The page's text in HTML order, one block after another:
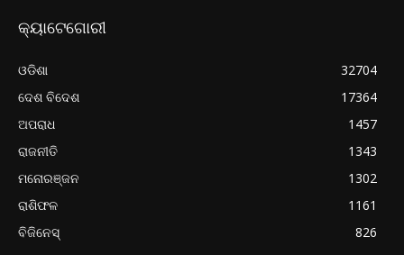
କ୍ୟାଟେଗୋରୀ
ଓଡିଶା
32704
ଦେଶ ବିଦେଶ
17364
ଅପରାଧ
1457
ରାଜନୀତି
1343
ମନୋରଞ୍ଜନ
1302
ରାଶିଫଳ
1161
ବିଜିନେସ୍
826